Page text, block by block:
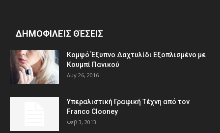
ΔΗΜΟΦΙΛΕΊΣ ΘΈΣΕΙΣ
Κομψό Έξυπνο Δαχτυλίδι Εξοπλισμένο με
Κουμπί Πανικού
Αυγ 26, 2016
Υπεραλιστική Γραφική Τέχνη από τον
Franco Clooney
Φεβ 3, 2013